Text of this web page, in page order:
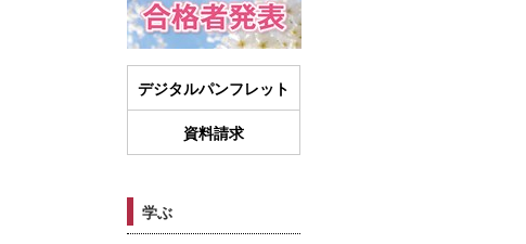
デジタルパンフレット
資料請求
学ぶ